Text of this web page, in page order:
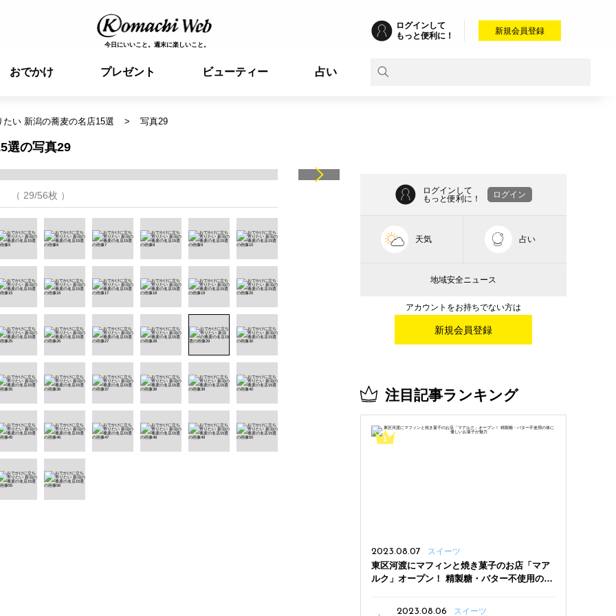
今日にいいこと。週末に楽しいこと。
ログインして
もっと便利に！
新規会員登録
おでかけ プレゼント ビューティー 占い
い 新潟の蕎麦の名店15選 写真29
選の写真29
（ 29/56枚 ）
ログインして
もっと便利に！
ログイン
天気 占い
地域安全ニュース
アカウントをお持ちでない方は
新規会員登録
注目記事ランキング
2023.08.07 スイーツ
東区河渡にマフィンと焼き菓子のお店「マア
ルク」オープン！ 精製糖・バター不使用の体
2023.08.06
スイーツ